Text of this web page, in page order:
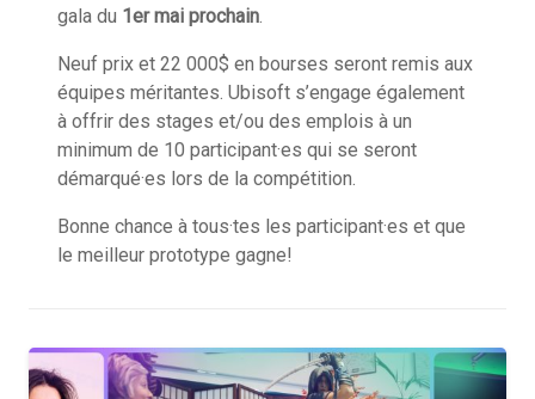
gala du 1er mai prochain.
Neuf prix et 22 000$ en bourses seront remis aux
équipes méritantes. Ubisoft s’engage également
à offrir des stages et/ou des emplois à un
minimum de 10 participant·es qui se seront
démarqué·es lors de la compétition.
Bonne chance à tous·tes les participant·es et que
le meilleur prototype gagne!